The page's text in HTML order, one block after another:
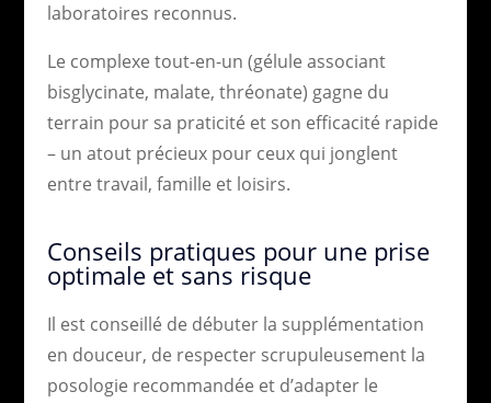
laboratoires reconnus.
Le complexe tout-en-un (gélule associant
bisglycinate, malate, thréonate) gagne du
terrain pour sa praticité et son efficacité rapide
– un atout précieux pour ceux qui jonglent
entre travail, famille et loisirs.
Conseils pratiques pour une prise
optimale et sans risque
Il est conseillé de débuter la supplémentation
en douceur, de respecter scrupuleusement la
posologie recommandée et d’adapter le